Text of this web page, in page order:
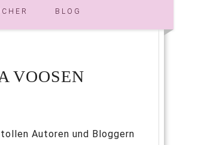
BLOG
VOOSEN
Autoren und Bloggern